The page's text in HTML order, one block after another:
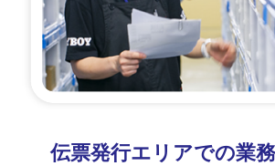
伝票発行エリアでの業